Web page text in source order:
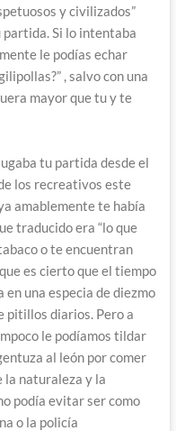
y civilizados”
partida. Si lo intentaba
le podías echar
, salvo con una
mayor que tu y te
tu partida desde el
los recreativos este
amablemente te había
traducido era “lo que
o te encuentran
es cierto que el tiempo
una especia de diezmo
pitillos diarios. Pero a
le podíamos tildar
al león por comer
la naturaleza y la
podía evitar ser como
o la policía